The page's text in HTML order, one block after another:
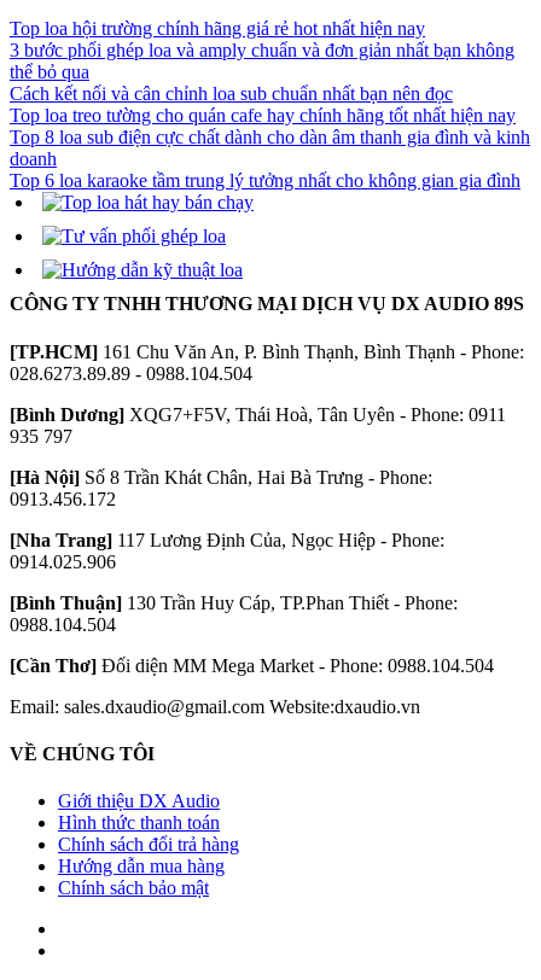
Top loa hội trường chính hãng giá rẻ hot nhất hiện nay
3 bước phối ghép loa và amply chuẩn và đơn giản nhất bạn không
thể bỏ qua
Cách kết nối và cân chỉnh loa sub chuẩn nhất bạn nên đọc
Top loa treo tường cho quán cafe hay chính hãng tốt nhất hiện nay
Top 8 loa sub điện cực chất dành cho dàn âm thanh gia đình và kinh
doanh
Top 6 loa karaoke tầm trung lý tưởng nhất cho không gian gia đình
CÔNG TY TNHH THƯƠNG MẠI DỊCH VỤ DX AUDIO 89S
[TP.HCM] 161 Chu Văn An, P. Bình Thạnh, Bình Thạnh - Phone:
028.6273.89.89 - 0988.104.504
[Bình Dương] XQG7+F5V, Thái Hoà, Tân Uyên - Phone: 0911
935 797
[Hà Nội] Số 8 Trần Khát Chân, Hai Bà Trưng - Phone:
0913.456.172
[Nha Trang] 117 Lương Định Của, Ngọc Hiệp - Phone:
0914.025.906
[Bình Thuận] 130 Trần Huy Cáp, TP.Phan Thiết - Phone:
0988.104.504
[Cần Thơ] Đối diện MM Mega Market - Phone: 0988.104.504
Email: sales.dxaudio@gmail.com Website:dxaudio.vn
VỀ CHÚNG TÔI
Giới thiệu DX Audio
Hình thức thanh toán
Chính sách đổi trả hàng
Hướng dẫn mua hàng
Chính sách bảo mật